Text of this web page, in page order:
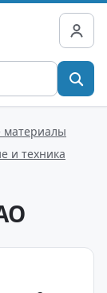
материалы
и техника